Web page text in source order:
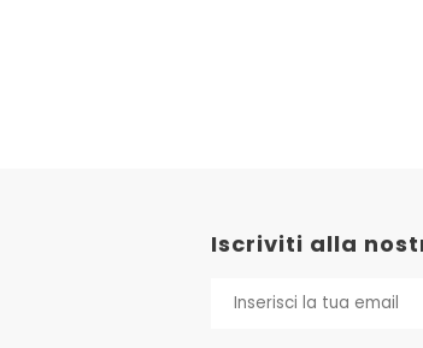
Iscriviti alla